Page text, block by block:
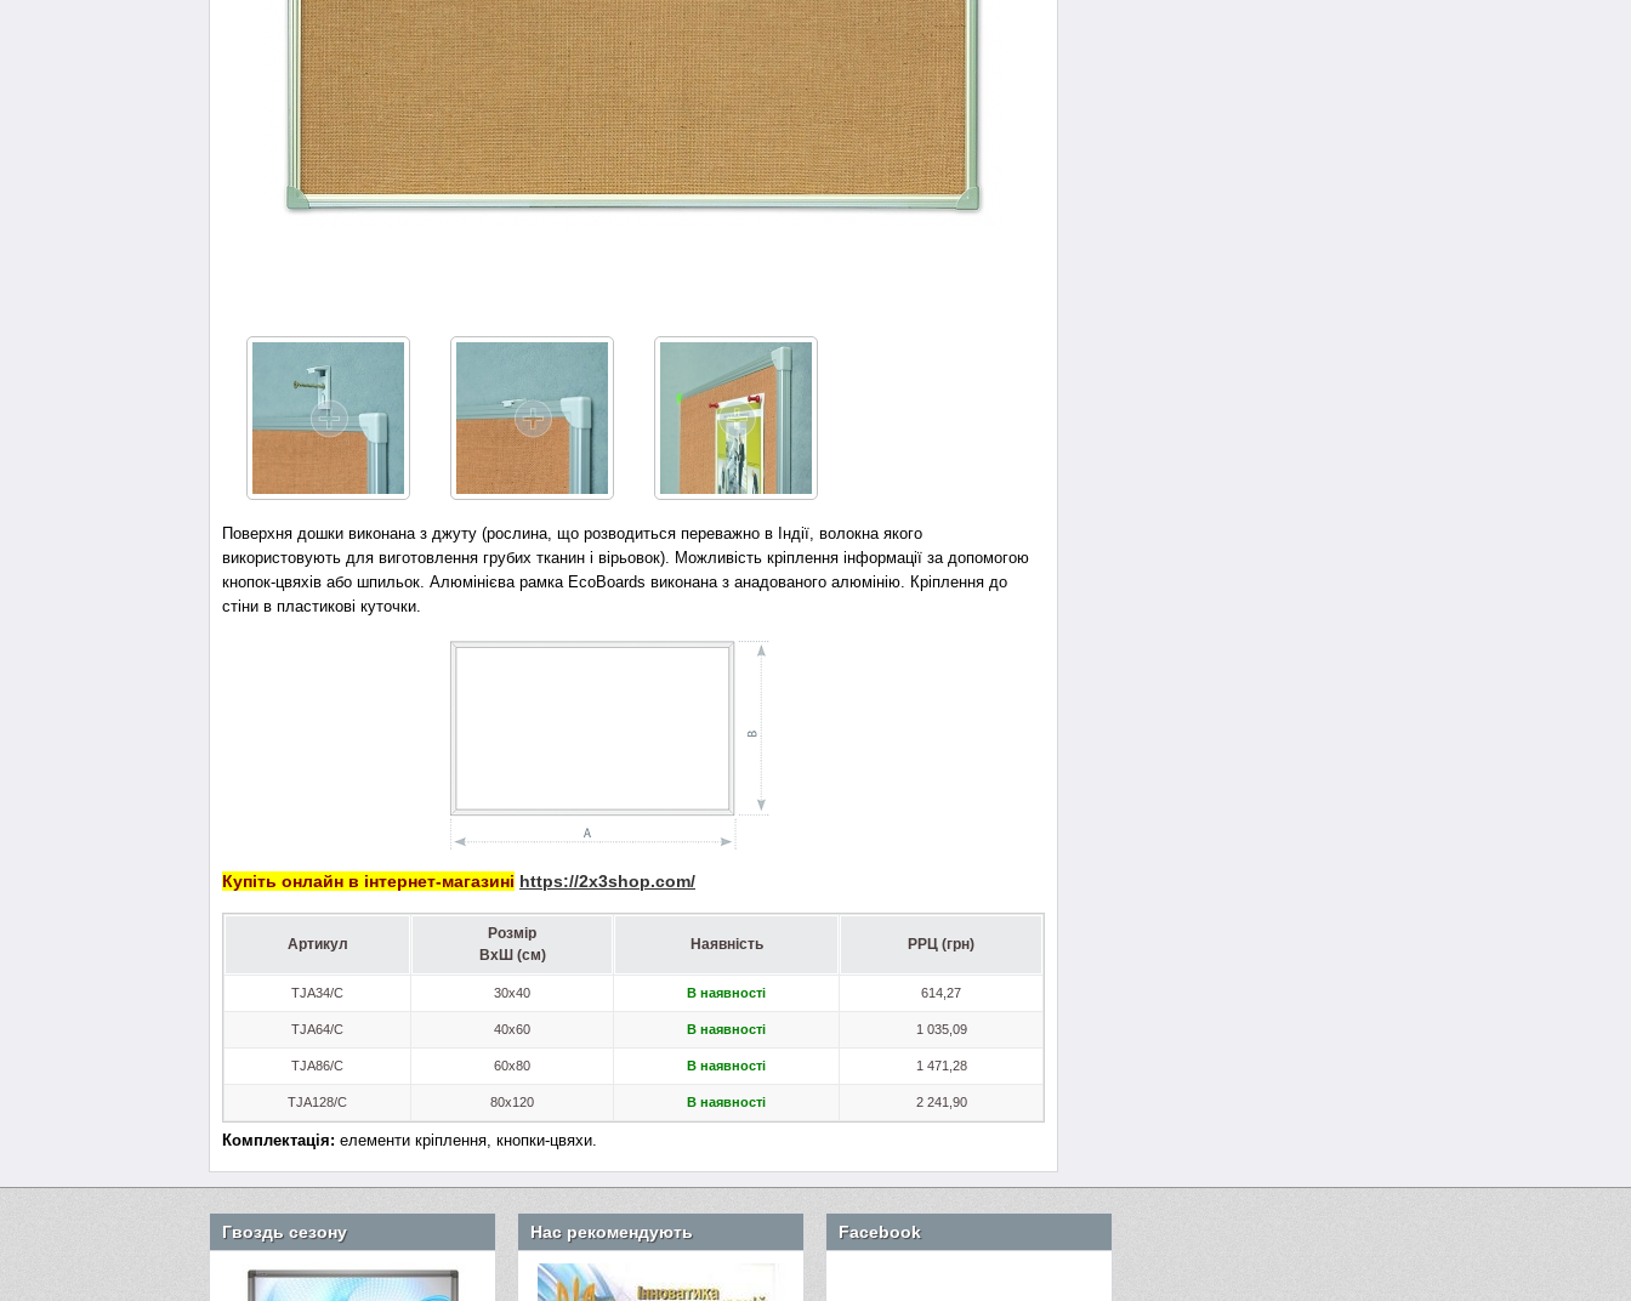
Поверхня дошки виконана з джуту (рослина, що розводиться переважно в Індії, волокна якого
використовують для виготовлення грубих тканин і вірьовок). Можливість кріплення інформації за допомогою
кнопок-цвяхів або шпильок. Алюмінієва рамка EcoBoards виконана з анадованого алюмінію. Кріплення до
стіни в пластикові куточки.
Купіть онлайн в інтернет-магазині https://2x3shop.com/
Артикул
Розмір
ВхШ (см)
Наявність РРЦ (грн)
TJA34/C 30x40 В наявності 614,27
TJA64/C 40x60 В наявності 1 035,09
TJA86/C 60x80 В наявності 1 471,28
TJA128/C 80x120 В наявності 2 241,90
Комплектація: елементи кріплення, кнопки-цвяхи.
Гвоздь сезону Нас рекомендують Facebook